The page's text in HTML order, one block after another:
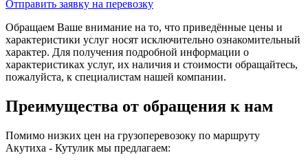
Отправить заявку на перевозку
Обращаем Ваше внимание на то, что приведённые цены и
характеристики услуг носят исключительно ознакомительный
характер. Для получения подробной информации о
характеристиках услуг, их наличия и стоимости обращайтесь,
пожалуйста, к специалистам нашей компании.
Преимущества от обращения к нам
Помимо низких цен на грузоперевозоку по маршруту
Акутиха - Кутулик мы предлагаем: